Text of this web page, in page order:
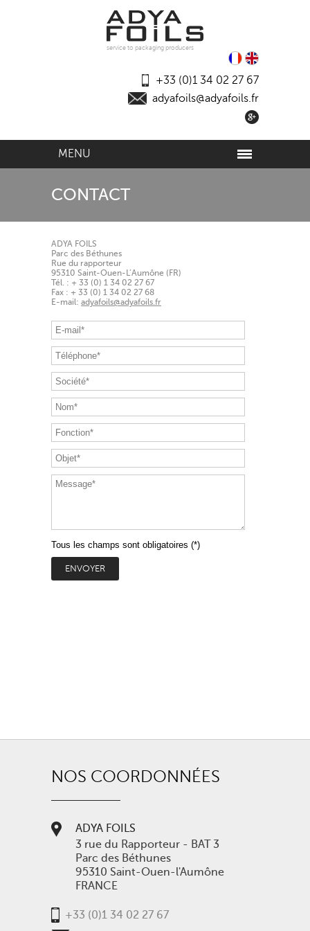
service to packaging producers
+33 (0)1 34 02 27 67
adyafoils@adyafoils.fr
MENU
CONTACT
ADYA FOILS
Parc des Béthunes
Rue du rapporteur
95310 Saint-Ouen-L’Aumône (FR)
Tél. : + 33 (0) 1 34 02 27 67
Fax : + 33 (0) 1 34 02 27 68
E-mail: adyafoils@adyafoils.fr
Tous les champs sont obligatoires (*)
NOS COORDONNÉES
ADYA FOILS
3 rue du Rapporteur - BAT 3
Parc des Béthunes
95310 Saint-Ouen-l'Aumône
FRANCE
+33 (0)1 34 02 27 67